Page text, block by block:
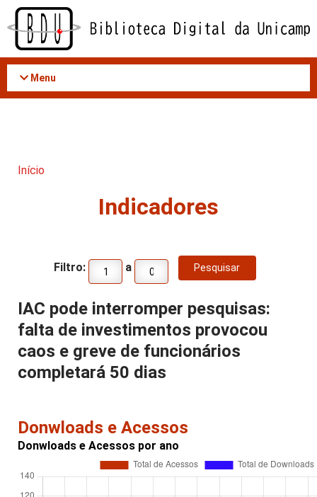
Acessar
conteúdo
Menu
Início
Indicadores
Filtro: a
IAC pode interromper pesquisas:
falta de investimentos provocou
caos e greve de funcionários
completará 50 dias
Donwloads e Acessos
Donwloads e Acessos por ano